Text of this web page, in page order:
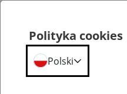
Polityka cookies
Polski